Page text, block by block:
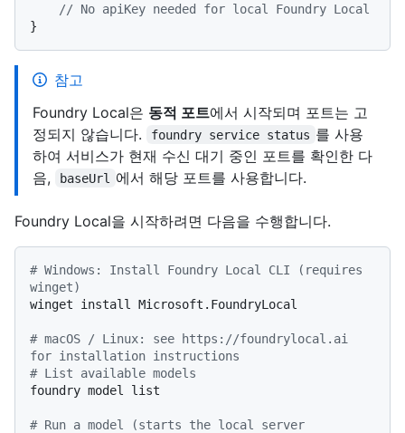
// No apiKey needed for local Foundry Local
참고
Foundry Local은 동적 포트에서 시작되며 포트는 고
정되지 않습니다.
foundry service status 를 사용
하여 서비스가 현재 수신 대기 중인 포트를 확인한 다
음,
baseUrl 에서 해당 포트를 사용합니다.
Foundry Local을 시작하려면 다음을 수행합니다.
# Windows: Install Foundry Local CLI (requires
winget)
winget install Microsoft.FoundryLocal
# macOS / Linux: see https://foundrylocal.ai
for installation instructions
# List available models
foundry model list
# Run a model (starts the local server